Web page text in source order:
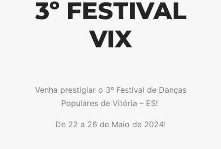
3º FESTIVAL
VIX
Venha prestigiar o 3º Festival de Danças
Populares de Vitória – ES!
De 22 a 26 de Maio de 2024!